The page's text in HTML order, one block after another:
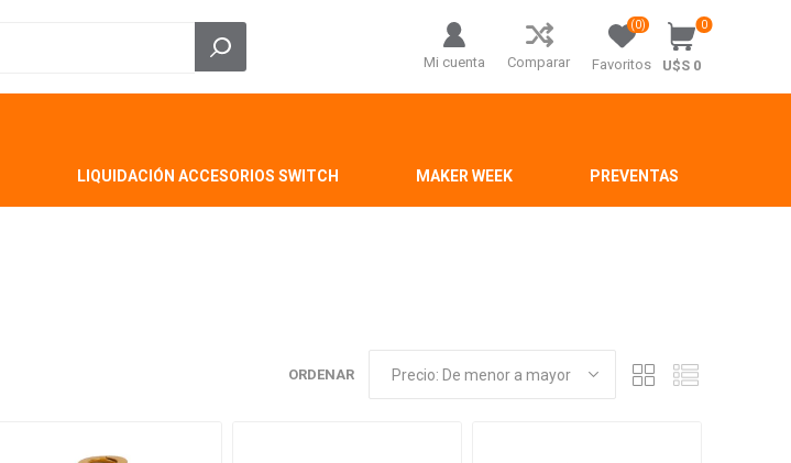
Mi cuenta Comparar Favoritos
(0) 0
U$S 0
LIQUIDACIÓN ACCESORIOS SWITCH MAKER WEEK PREVENTAS
ORDENAR